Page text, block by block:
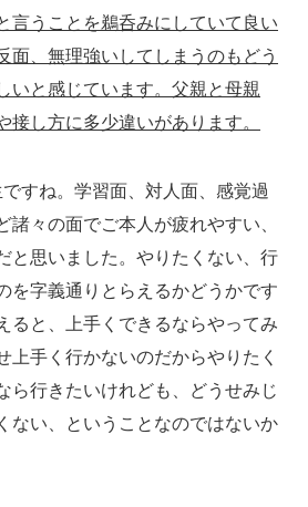
言うことを鵜呑みにしていて良い
面、無理強いしてしまうのもどう
いと感じています。父親と母親
接し方に多少違いがあります。
すね。学習面、対人面、感覚過
諸々の面でご本人が疲れやすい、
と思いました。やりたくない、行
を字義通りとらえるかどうかです
ると、上手くできるならやってみ
上手く行かないのだからやりたく
ら行きたいけれども、どうせみじ
ない、ということなのではないか